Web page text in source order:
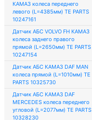
КАМАЗ колеса переднего
левого (L=4385мм) TE PARTS
10247161
Датчик АБС VOLVO FH КАМАЗ
колеса заднего правого
прямой (L=2650мм) TE PARTS
10247154
Датчик АБС КАМАЗ DAF MAN
колеса прямой (L=1010мм) TE
PARTS 10325730
Датчик АБС КАМАЗ DAF
MERCEDES колеса переднего
угловой (L=2077мм) TE PARTS
10328230